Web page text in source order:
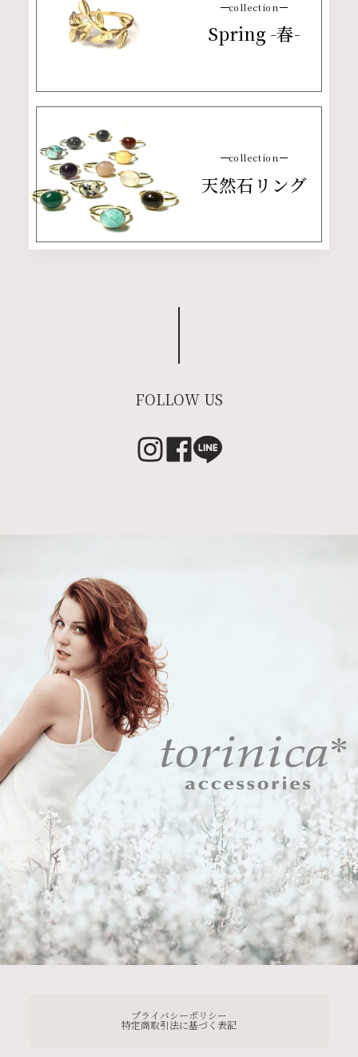
collection
Spring -春-
collection
天然石リング
FOLLOW US
プライバシーポリシー
特定商取引法に基づく表記